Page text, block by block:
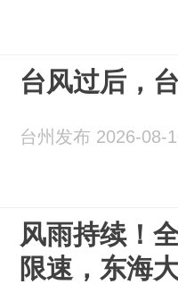
台风过后，
台州发布 2026-08-
风雨持续！
限速，东海